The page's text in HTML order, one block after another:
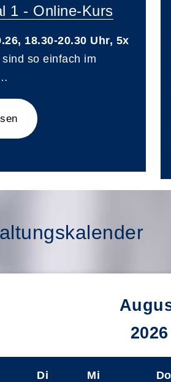
1 - Online-Kurs
18.30-20.30 Uhr, 5x
so einfach im
2026
Di Mi Do